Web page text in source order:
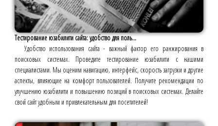
Тестирование юзабилити сайта: удобство для поль...
Удобство использования сайта - важный фактор его ранжирования в
поисковых системах. Проведите тестирование юзабилити с нашими
специалистами. Мы оценим навигацию, интерфейс, скорость загрузки и другие
аспекты, влияющие на комфорт пользователей. Получите рекомендации по
улучшению юзабилити и повышению позиций в поисковых системах. Делайте
свой сайт удобным и привлекательным для посетителей!